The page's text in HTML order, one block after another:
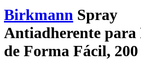
Birkmann Spray
Antiadherente para
de Forma Fácil,